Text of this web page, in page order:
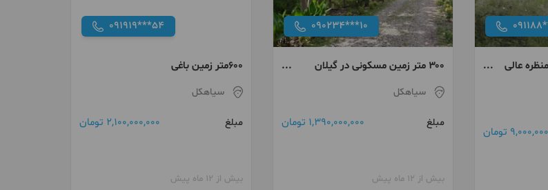
عالی
تومان
090234***10
۳۰۰ متر زمین مسکونی در گیلان
سیاهکل
سیاهکل
مبلغ 1,390,000,000 تومان
بیش از 12 ماه پیش
091919***54
۶۰۰متر زمین باغی
سیاهکل
مبلغ 2,100,000,000 تومان
بیش از 12 ماه پیش